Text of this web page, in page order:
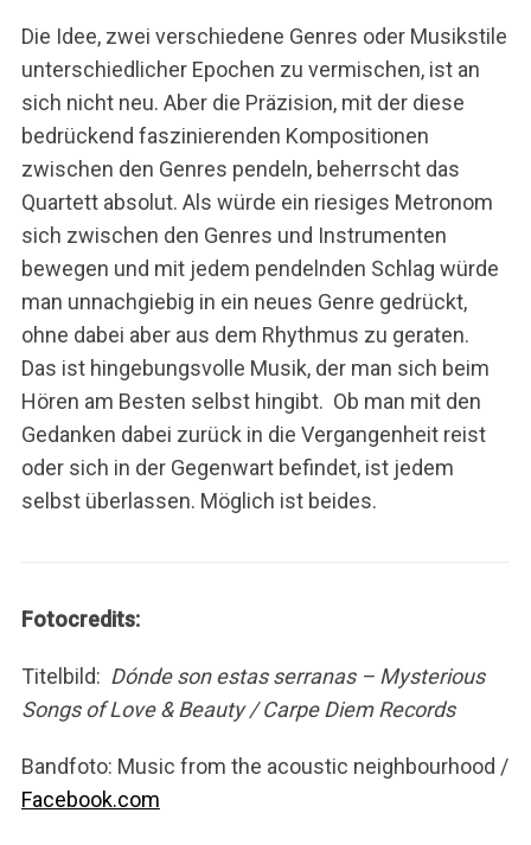
Die Idee, zwei verschiedene Genres oder Musikstile
unterschiedlicher Epochen zu vermischen, ist an
sich nicht neu. Aber die Präzision, mit der diese
bedrückend faszinierenden Kompositionen
zwischen den Genres pendeln, beherrscht das
Quartett absolut. Als würde ein riesiges Metronom
sich zwischen den Genres und Instrumenten
bewegen und mit jedem pendelnden Schlag würde
man unnachgiebig in ein neues Genre gedrückt,
ohne dabei aber aus dem Rhythmus zu geraten.
Das ist hingebungsvolle Musik, der man sich beim
Hören am Besten selbst hingibt. Ob man mit den
Gedanken dabei zurück in die Vergangenheit reist
oder sich in der Gegenwart befindet, ist jedem
selbst überlassen. Möglich ist beides.
Fotocredits:
Titelbild: Dónde son estas serranas – Mysterious
Songs of Love & Beauty / Carpe Diem Records
Bandfoto: Music from the acoustic neighbourhood /
Facebook.com